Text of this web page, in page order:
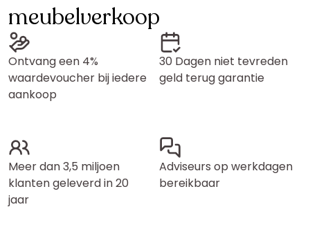
meubelverkoop
Ontvang een 4%
waardevoucher bij iedere
aankoop
30 Dagen niet tevreden
geld terug garantie
Meer dan 3,5 miljoen
klanten geleverd in 20
jaar
Adviseurs op werkdagen
bereikbaar